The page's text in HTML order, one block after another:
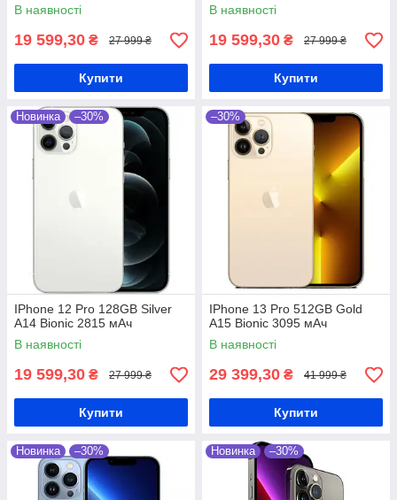
В наявності
19 599,30 ₴ 27 999 ₴
Купити
В наявності
19 599,30 ₴ 27 999 ₴
Купити
Новинка –30%
IPhone 12 Pro 128GB Silver
A14 Bionic 2815 мАч
В наявності
19 599,30 ₴ 27 999 ₴
Купити
–30%
IPhone 13 Pro 512GB Gold
A15 Bionic 3095 мАч
В наявності
29 399,30 ₴ 41 999 ₴
Купити
Новинка –30% Новинка –30%